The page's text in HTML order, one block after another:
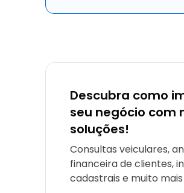
Descubra como
seu negócio com
soluções!
Consultas veiculares,
financeira de clientes,
cadastrais e muito mais